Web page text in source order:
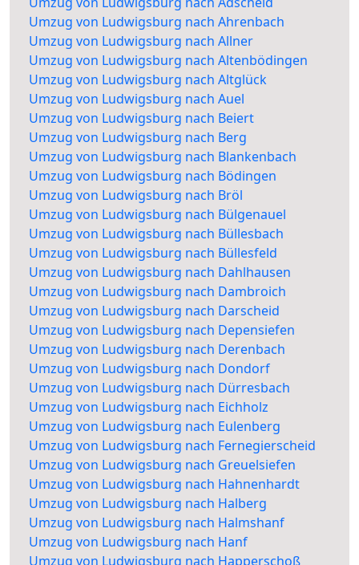
Umzug von Ludwigsburg nach Ahrenbach
Umzug von Ludwigsburg nach Allner
Umzug von Ludwigsburg nach Altenbödingen
Umzug von Ludwigsburg nach Altglück
Umzug von Ludwigsburg nach Auel
Umzug von Ludwigsburg nach Beiert
Umzug von Ludwigsburg nach Berg
Umzug von Ludwigsburg nach Blankenbach
Umzug von Ludwigsburg nach Bödingen
Umzug von Ludwigsburg nach Bröl
Umzug von Ludwigsburg nach Bülgenauel
Umzug von Ludwigsburg nach Büllesbach
Umzug von Ludwigsburg nach Büllesfeld
Umzug von Ludwigsburg nach Dahlhausen
Umzug von Ludwigsburg nach Dambroich
Umzug von Ludwigsburg nach Darscheid
Umzug von Ludwigsburg nach Depensiefen
Umzug von Ludwigsburg nach Derenbach
Umzug von Ludwigsburg nach Dondorf
Umzug von Ludwigsburg nach Dürresbach
Umzug von Ludwigsburg nach Eichholz
Umzug von Ludwigsburg nach Eulenberg
Umzug von Ludwigsburg nach Fernegierscheid
Umzug von Ludwigsburg nach Greuelsiefen
Umzug von Ludwigsburg nach Hahnenhardt
Umzug von Ludwigsburg nach Halberg
Umzug von Ludwigsburg nach Halmshanf
Umzug von Ludwigsburg nach Hanf
Umzug von Ludwigsburg nach Happerschoß